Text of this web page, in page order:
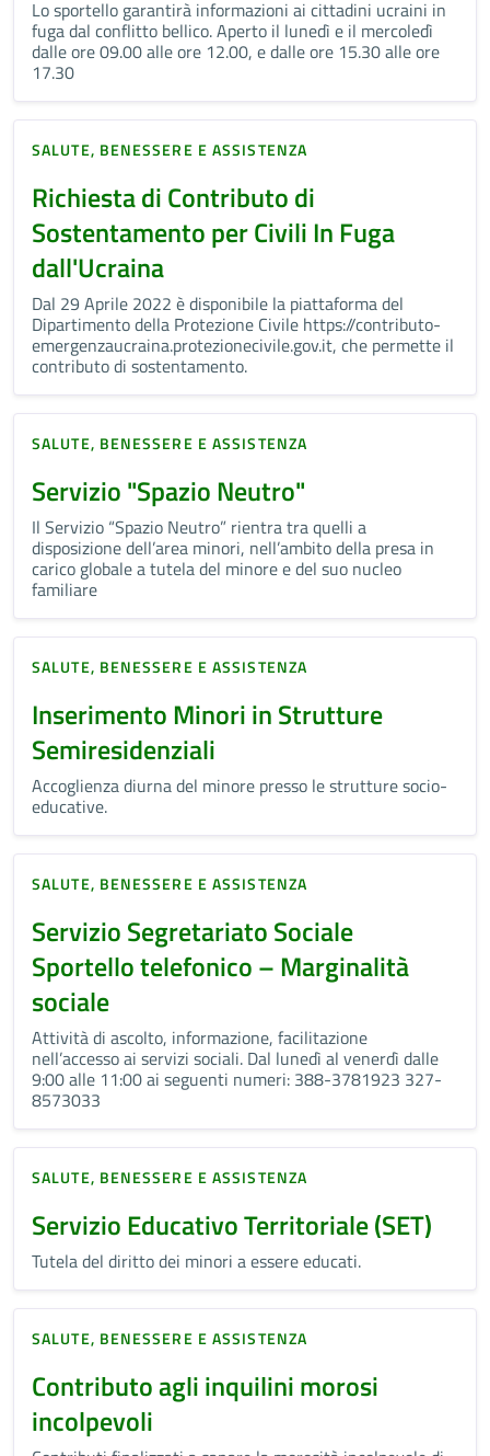
Lo sportello garantirà informazioni ai cittadini ucraini in
fuga dal conflitto bellico. Aperto il lunedì e il mercoledì
dalle ore 09.00 alle ore 12.00, e dalle ore 15.30 alle ore
17.30
SALUTE, BENESSERE E ASSISTENZA
Richiesta di Contributo di
Sostentamento per Civili In Fuga
dall'Ucraina
Dal 29 Aprile 2022 è disponibile la piattaforma del
Dipartimento della Protezione Civile https://contributo-
emergenzaucraina.protezionecivile.gov.it, che permette il
contributo di sostentamento.
SALUTE, BENESSERE E ASSISTENZA
Servizio "Spazio Neutro"
Il Servizio “Spazio Neutro” rientra tra quelli a
disposizione dell’area minori, nell’ambito della presa in
carico globale a tutela del minore e del suo nucleo
familiare
SALUTE, BENESSERE E ASSISTENZA
Inserimento Minori in Strutture
Semiresidenziali
Accoglienza diurna del minore presso le strutture socio-
educative.
SALUTE, BENESSERE E ASSISTENZA
Servizio Segretariato Sociale
Sportello telefonico – Marginalità
sociale
Attività di ascolto, informazione, facilitazione
nell’accesso ai servizi sociali. Dal lunedì al venerdì dalle
9:00 alle 11:00 ai seguenti numeri: 388-3781923 327-
8573033
SALUTE, BENESSERE E ASSISTENZA
Servizio Educativo Territoriale (SET)
Tutela del diritto dei minori a essere educati.
SALUTE, BENESSERE E ASSISTENZA
Contributo agli inquilini morosi
incolpevoli